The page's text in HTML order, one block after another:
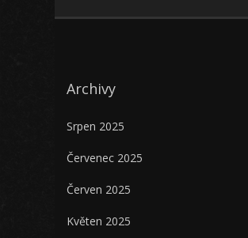
Archivy
Srpen 2025
Červenec 2025
Červen 2025
Květen 2025